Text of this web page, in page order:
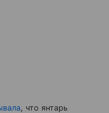
, что янтарь